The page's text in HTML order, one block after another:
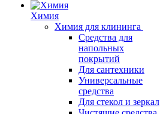
Химия
Химия для клининга
Средства для
напольных
покрытий
Для сантехники
Универсальные
средства
Для стекол и зеркал